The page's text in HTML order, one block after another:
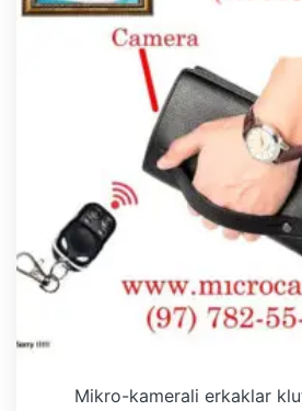
Mikro-kamerali erkaklar